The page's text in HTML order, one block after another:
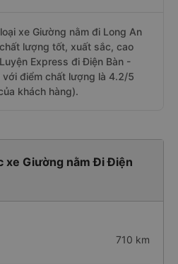
xe Giường nằm đi Long An
lượng tốt, xuất sắc, cao
Express đi Điện Bàn -
với điểm chất lượng là 4.2/5
khách hàng).
xe Giường nằm Đi Điện
710 km